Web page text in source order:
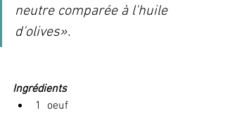
neutre comparée à l'huile
d'olives».
Ingrédients
1  oeuf